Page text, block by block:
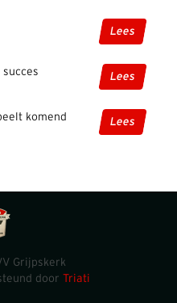
Lees
Lees
komend
Lees
Grijpskerk
door Triati